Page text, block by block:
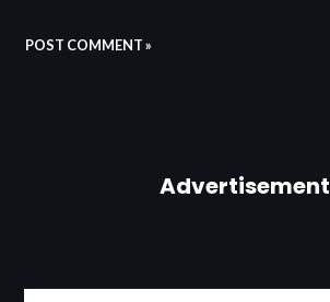
Advertisement